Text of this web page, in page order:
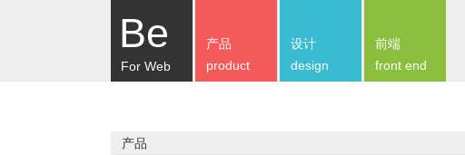
Be
For Web
产品
product
设计
design
前端
front end
产品